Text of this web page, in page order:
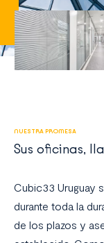
NUESTRA PROMESA
Sus oficinas,
Cubic33 Uruguay
durante toda la
de los plazos y